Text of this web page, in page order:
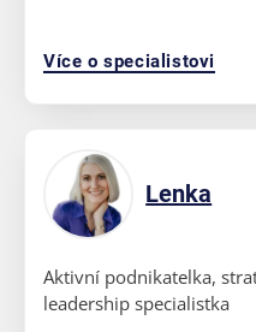
Více o specialistovi
Lenka
Aktivní podnikatelka,
leadership specialistka